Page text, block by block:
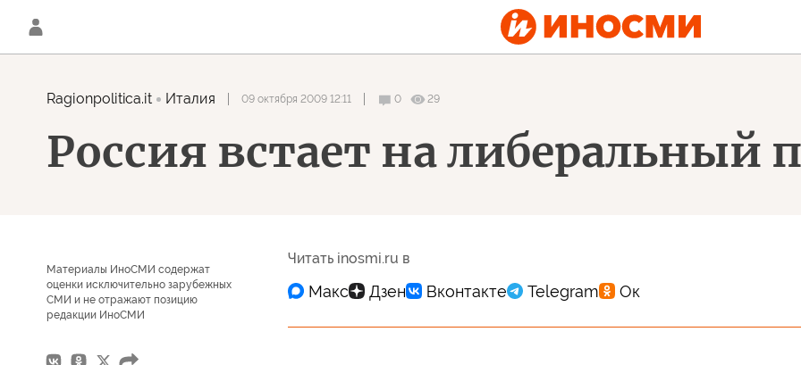
Ragionpolitica.it Италия 09 октября 2009 12:11 0 29
Россия встает на либеральный
Материалы ИноСМИ содержат
оценки исключительно зарубежных
СМИ и не отражают позицию
редакции ИноСМИ
Читать inosmi.ru в